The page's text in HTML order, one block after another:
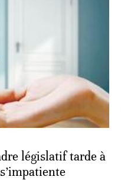
législatif tarde à